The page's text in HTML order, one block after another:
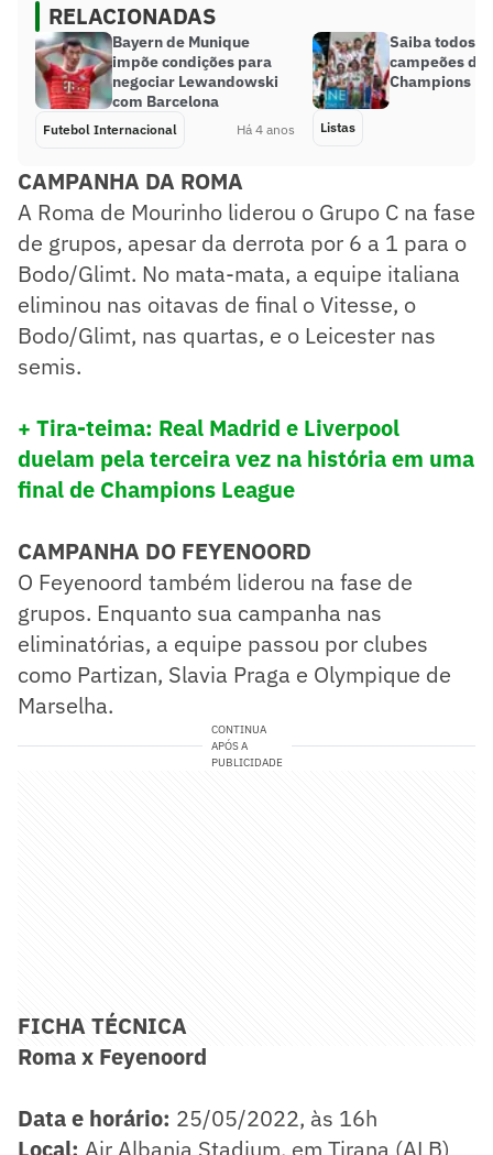
RELACIONADAS
Bayern de Munique
impõe condições para
negociar Lewandowski
com Barcelona
Futebol Internacional Há 4 anos
Saiba todos
campeões da
Champions
Listas
CAMPANHA DA ROMA
A Roma de Mourinho liderou o Grupo C na fase
de grupos, apesar da derrota por 6 a 1 para o
Bodo/Glimt. No mata-mata, a equipe italiana
eliminou nas oitavas de final o Vitesse, o
Bodo/Glimt, nas quartas, e o Leicester nas
semis.
+ Tira-teima: Real Madrid e Liverpool
duelam pela terceira vez na história em uma
final de Champions League
CAMPANHA DO FEYENOORD
O Feyenoord também liderou na fase de
grupos. Enquanto sua campanha nas
eliminatórias, a equipe passou por clubes
como Partizan, Slavia Praga e Olympique de
Marselha.
CONTINUA
APÓS A
PUBLICIDADE
FICHA TÉCNICA
Roma x Feyenoord
Data e horário: 25/05/2022, às 16h